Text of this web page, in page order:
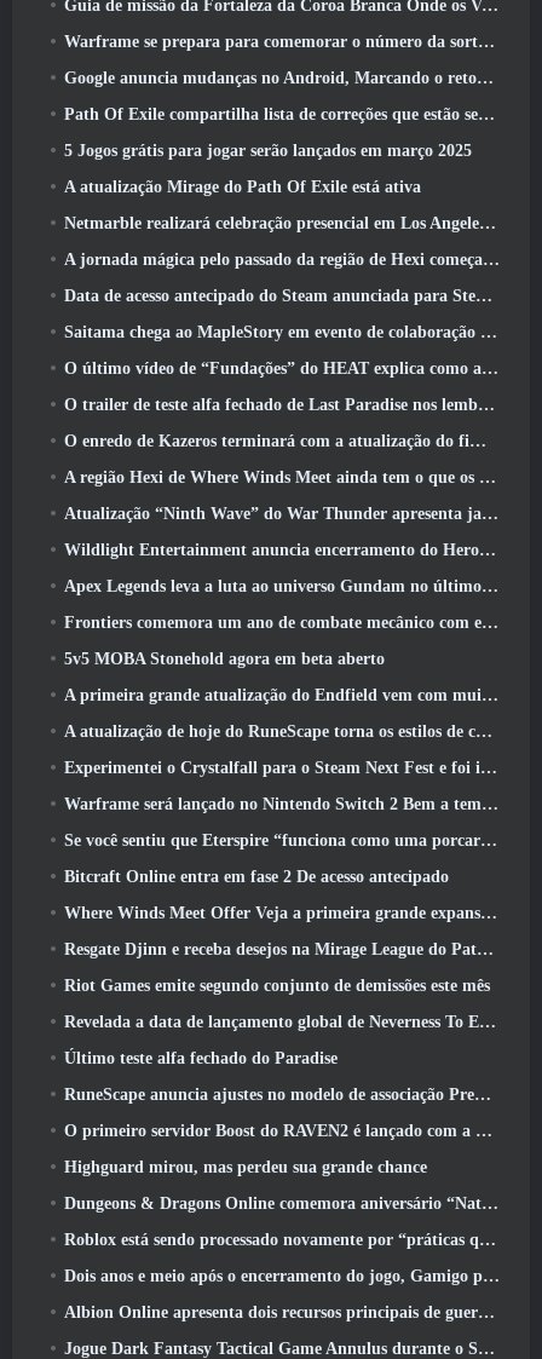
Guia de missão da Fortaleza da Coroa Branca Onde os Ventos Encontram
Warframe se prepara para comemorar o número da sorte 13 Com eventos de aniversário
Google anuncia mudanças no Android, Marcando o retorno do Fortnite à Play Store
Path Of Exile compartilha lista de correções que estão sendo trabalhadas após o lançamento do Mirage
5 Jogos grátis para jogar serão lançados em março 2025
A atualização Mirage do Path Of Exile está ativa
Netmarble realizará celebração presencial em Los Angeles. Antes dos Sete Pecados Capitais: Lançamento de origem
A jornada mágica pelo passado da região de Hexi começa onde os ventos se encontram hoje
Data de acesso antecipado do Steam anunciada para Steampunk ARPG Crystalfall
Saitama chega ao MapleStory em evento de colaboração One-Punch Man
O último vídeo de “Fundações” do HEAT explica como agentes e tanques trabalham juntos
O trailer de teste alfa fechado de Last Paradise nos lembra como é realmente sobreviver ao apocalipse zumbi
O enredo de Kazeros terminará com a atualização do fim do abismo de Lost Ark
A região Hexi de Where Winds Meet ainda tem o que os jogadores amam, ao mesmo tempo que é uma experiência única
Atualização “Ninth Wave” do War Thunder apresenta jatos Rank IX
Wildlight Entertainment anuncia encerramento do Hero Shooter Highguard gratuito
Apex Legends leva a luta ao universo Gundam no último evento de crossover
Frontiers comemora um ano de combate mecânico com eventos de aniversário
5v5 MOBA Stonehold agora em beta aberto
A primeira grande atualização do Endfield vem com muitas otimizações
A atualização de hoje do RuneScape torna os estilos de combate originais do MMORPG mais fáceis de aprender
Experimentei o Crystalfall para o Steam Next Fest e foi isso que aprendi
Warframe será lançado no Nintendo Switch 2 Bem a tempo para a próxima grande atualização, O Shadowgrapher
Se você sentiu que Eterspire “funciona como uma porcaria”, O diretor criativo diz que isso não acontece mais
Bitcraft Online entra em fase 2 De acesso antecipado
Where Winds Meet Offer Veja a primeira grande expansão na transmissão ao vivo Hexi
Resgate Djinn e receba desejos na Mirage League do Path Of Exile
Riot Games emite segundo conjunto de demissões este mês
Revelada a data de lançamento global de Neverness To Everness
Último teste alfa fechado do Paradise
RuneScape anuncia ajustes no modelo de associação Premier para levar em conta as mudanças recentes no MMORPG
O primeiro servidor Boost do RAVEN2 é lançado com a atualização de hoje
Highguard mirou, mas perdeu sua grande chance
Dungeons & Dragons Online comemora aniversário “Natural 20” com missões e recompensas especiais
Roblox está sendo processado novamente por “práticas que colocam em perigo e exploram crianças”
Dois anos e meio após o encerramento do jogo, Gamigo provoca o retorno do MMO medieval Glory Victis
Albion Online apresenta dois recursos principais de guerra de facções na atualização Realm Divided Part II
Jogue Dark Fantasy Tactical Game Annulus durante o Steam Next Fest